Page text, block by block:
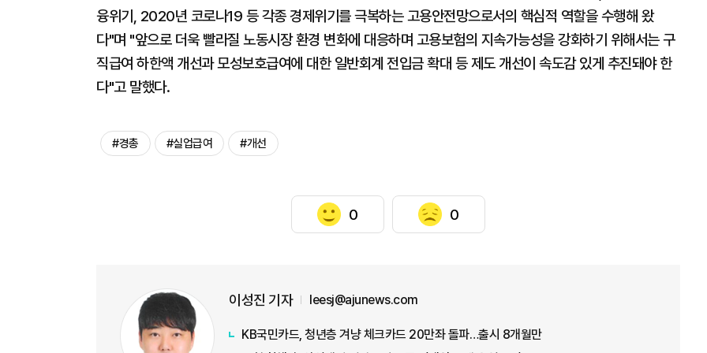
융위기, 2020년 코로나19 등 각종 경제위기를 극복하는 고용안전망으로서의 핵심적 역할을 수행해 왔
다"며 "앞으로 더욱 빨라질 노동시장 환경 변화에 대응하며 고용보험의 지속가능성을 강화하기 위해서는 구
직급여 하한액 개선과 모성보호급여에 대한 일반회계 전입금 확대 등 제도 개선이 속도감 있게 추진돼야 한
다"고 말했다.
#경총 #실업급여 #개선
0 0
이성진 기자 leesj@ajunews.com
KB국민카드, 청년층 겨냥 체크카드 20만좌 돌파…출시 8개월만